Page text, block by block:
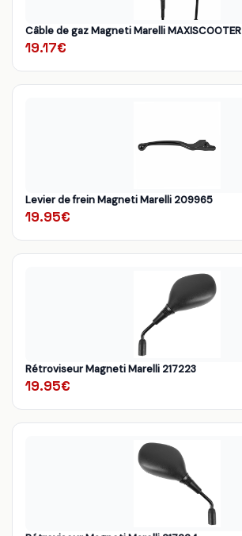
Câble de gaz Magneti Marelli MAXISCOOTER
19.17€
Levier de frein Magneti Marelli 209965
19.95€
Rétroviseur Magneti Marelli 217223
19.95€